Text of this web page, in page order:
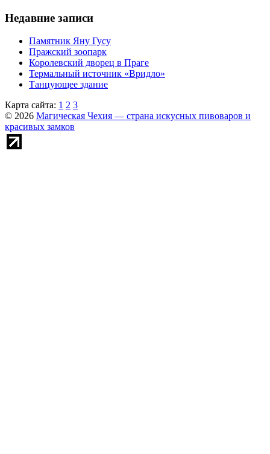
Недавние записи
Памятник Яну Гусу
Пражский зоопарк
Королевский дворец в Праге
Термальный источник «Вридло»
Танцующее здание
Карта сайта: 1 2 3
© 2026 Магическая Чехия — страна искусных пивоваров и
красивых замков